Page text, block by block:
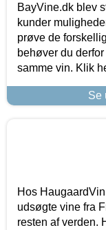
BayVine.dk blev
kunder
prøve de
behøver du
samme vin. Klik
Se
Hos
udsøgte vine fra
resten af verden.